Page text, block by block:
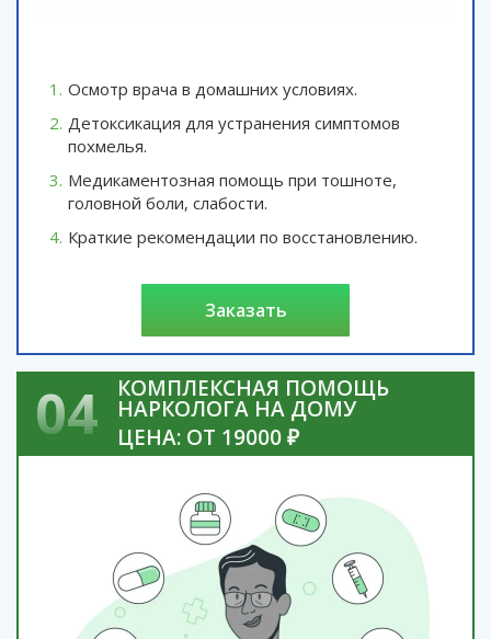
Осмотр врача в домашних условиях.
Детоксикация для устранения симптомов
похмелья.
Медикаментозная помощь при тошноте,
головной боли, слабости.
Краткие рекомендации по восстановлению.
заказать
04 КОМПЛЕКСНАЯ ПОМОЩЬ
НАРКОЛОГА НА ДОМУ
ЦЕНА: ОТ 19000 ₽